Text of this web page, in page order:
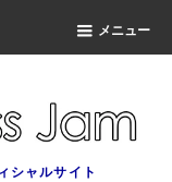
メニュー
シャルサイト